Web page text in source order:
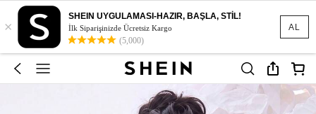
AL
×
SHEIN UYGULAMASI-HAZIR, BAŞLA, STİL!
İlk Siparişinizde Ücretsiz Kargo
(5,000)